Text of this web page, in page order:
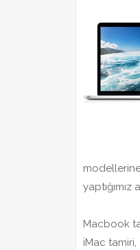
yaptığımız
Macbook
iMac tamiri,